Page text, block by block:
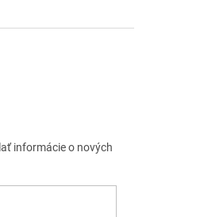
informácie o nových